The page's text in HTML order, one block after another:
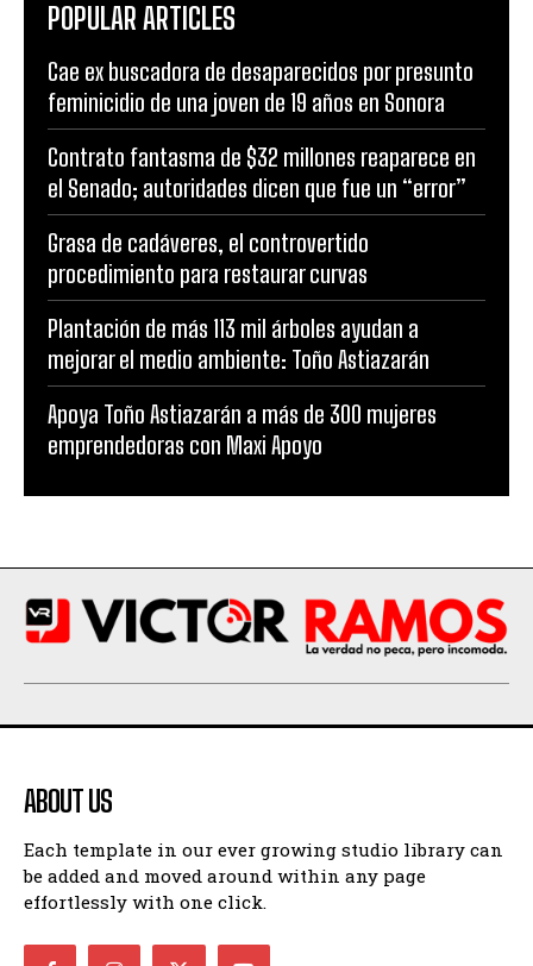
POPULAR ARTICLES
Cae ex buscadora de desaparecidos por presunto
feminicidio de una joven de 19 años en Sonora
Contrato fantasma de $32 millones reaparece en
el Senado; autoridades dicen que fue un “error”
Grasa de cadáveres, el controvertido
procedimiento para restaurar curvas
Plantación de más 113 mil árboles ayudan a
mejorar el medio ambiente: Toño Astiazarán
Apoya Toño Astiazarán a más de 300 mujeres
emprendedoras con Maxi Apoyo
ABOUT US
Each template in our ever growing studio library can
be added and moved around within any page
effortlessly with one click.